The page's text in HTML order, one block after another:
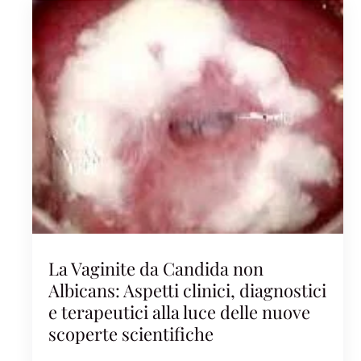
La Vaginite da Candida non
Albicans: Aspetti clinici, diagnostici
e terapeutici alla luce delle nuove
scoperte scientifiche